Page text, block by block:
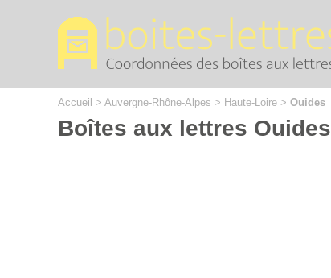
Accueil > Auvergne-Rhône-Alpes > Haute-Loire > Ouides
Boîtes aux lettres Ouides